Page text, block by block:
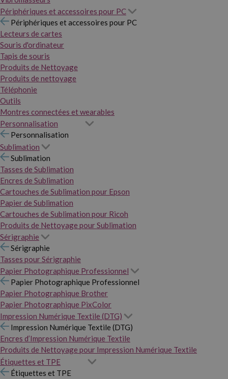
Périphériques et accessoires pour PC
Périphériques et accessoires pour PC
Lecteurs de cartes
Souris d'ordinateur
Tapis de souris
Produits de Nettoyage
Produits de nettoyage
Téléphonie
Outils
Montres connectées et wearables
Personnalisation
Personnalisation
Sublimation
Sublimation
Tasses de Sublimation
Encres de Sublimation
Cartouches de Sublimation pour Epson
Papier de Sublimation
Cartouches de Sublimation pour Ricoh
Produits de Nettoyage pour Sublimation
Sérigraphie
Sérigraphie
Tasses pour Sérigraphie
Papier Photographique Professionnel
Papier Photographique Professionnel
Papier Photographique Brother
Papier Photographique PixColor
Impression Numérique Textile (DTG)
Impression Numérique Textile (DTG)
Encres d’Impression Numérique Textile
Produits de Nettoyage pour Impression Numérique Textile
Étiquettes et TPE
Étiquettes et TPE